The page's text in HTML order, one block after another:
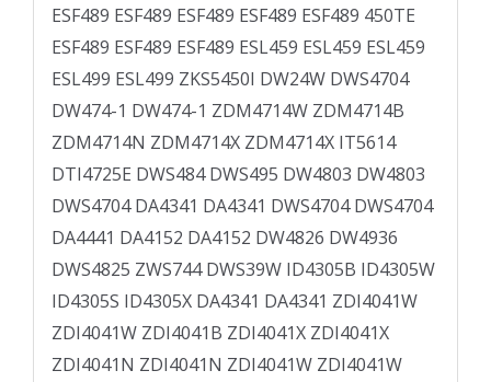
ESF489 ESF489 ESF489 ESF489 ESF489 450TE
ESF489 ESF489 ESF489 ESL459 ESL459 ESL459
ESL499 ESL499 ZKS5450I DW24W DWS4704
DW474-1 DW474-1 ZDM4714W ZDM4714B
ZDM4714N ZDM4714X ZDM4714X IT5614
DTI4725E DWS484 DWS495 DW4803 DW4803
DWS4704 DA4341 DA4341 DWS4704 DWS4704
DA4441 DA4152 DA4152 DW4826 DW4936
DWS4825 ZWS744 DWS39W ID4305B ID4305W
ID4305S ID4305X DA4341 DA4341 ZDI4041W
ZDI4041W ZDI4041B ZDI4041X ZDI4041X
ZDI4041N ZDI4041N ZDI4041W ZDI4041W